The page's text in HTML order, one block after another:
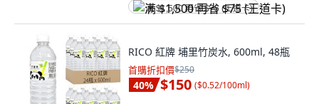
满 $1,500 再省 $75 (王道卡)
RICO 紅牌 埔里竹炭水, 600ml, 48瓶
首購折扣價$250
40% $150 ($0.52/100ml)